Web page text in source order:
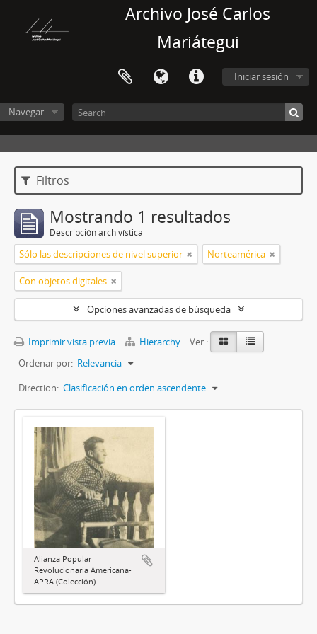
Archivo José Carlos
Mariátegui
Iniciar sesión
Navegar
Filtros
Mostrando 1 resultados
Descripción archivística
Sólo las descripciones de nivel superior Norteamérica
Con objetos digitales
Opciones avanzadas de búsqueda
Imprimir vista previa Hierarchy
Ver :
Ordenar por: Relevancia
Direction: Clasificación en orden ascendente
Alianza Popular
Revolucionaria Americana-
APRA (Colección)